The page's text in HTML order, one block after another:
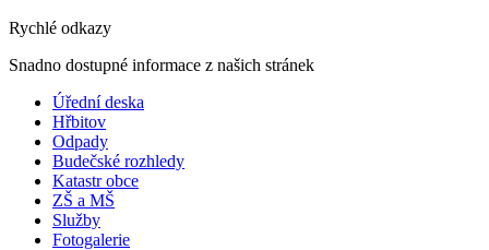
Rychlé odkazy
Snadno dostupné informace z našich stránek
Úřední deska
Hřbitov
Odpady
Budečské rozhledy
Katastr obce
ZŠ a MŠ
Služby
Fotogalerie